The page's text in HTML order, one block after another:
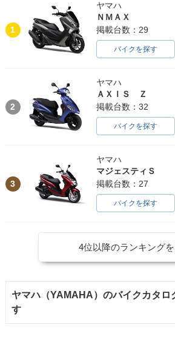
1
ヤマハ
ＮＭＡＸ
掲載台数：29
バイクを探す
2
ヤマハ
ＡＸＩＳ Ｚ
掲載台数：32
バイクを探す
3
ヤマハ
マジェスティＳ
掲載台数：27
バイクを探す
4位以降のランキング
ヤマハ（YAMAHA）のバイクカタロ
す